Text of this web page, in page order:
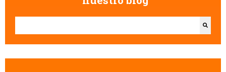
Esto es un campo de búsqueda con una función de texto predictivo.